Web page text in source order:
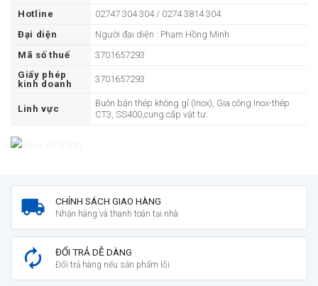
Hotline
02747 304 304 / 0274 3814 304
Đại diện
Người đại diện : Phạm Hồng Minh
Mã số thuế
3701657293
Giấy phép
kinh doanh
3701657293
Linh vực
Buôn bán thép không gỉ (Inox), Gia công Inox-thép
CT3, SS400,cung cấp vật tư.
CHÍNH SÁCH GIAO HÀNG
Nhận hàng và thanh toán tại nhà
ĐỔI TRẢ DỄ DÀNG
Đổi trả hàng nếu sản phẩm lỗi